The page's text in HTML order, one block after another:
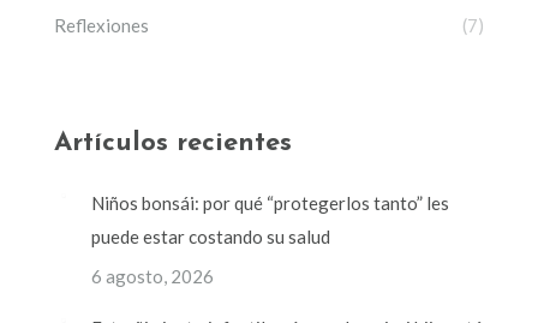
Reflexiones
(7)
Artículos recientes
Niños bonsái: por qué “protegerlos tanto” les
puede estar costando su salud
6 agosto, 2026